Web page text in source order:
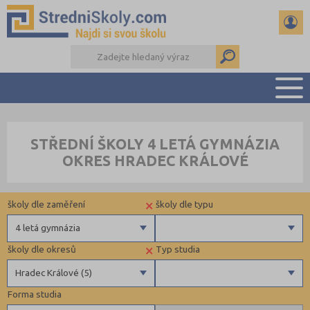
PŘÍPRAVA NA PŘIJÍMAČKY
DŮLEŽITÉ TERMÍNY
DALŠÍ DRUHY ŠKOL
STŘEDNÍ ŠKOLY 4 LETÁ GYMNÁZIA
OKRES HRADEC KRÁLOVÉ
Forma studia
Typ studia
×
Hradec Králové (5)
školy dle okresů
Benešov (3)
školy dle typu
Privátní
×
4 letá gymnázia
školy dle zaměření
Gymnázia
4 letá gymnázia
6 letá gymnázia